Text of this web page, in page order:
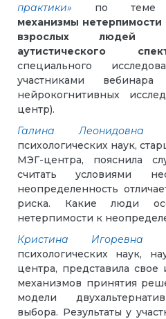
практики» по
механизмы
взрослых людей с
аутистического
специального
участниками
нейрокогнитивных
центр).
Галина Леонидовна
психологических наук,
МЭГ-центра, пояснила
считать условиями
неопределенность
риска. Какие люди
нетерпимости к
Кристина Игоревна
психологических наук,
центра, представила свое
механизмов принятия
модели
выбора. Результаты у